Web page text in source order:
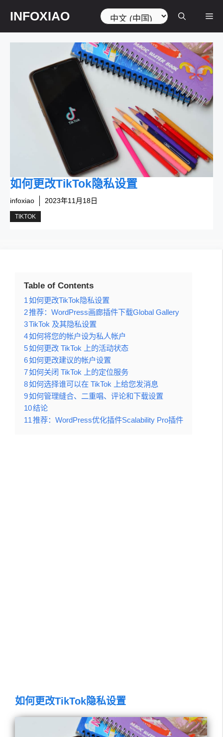
内
INFOXIAO 菜
单
选
择
语
言
如何更改TikTok隐私设置
infoxiao 2023年11月18日
TIKTOK
Table of Contents
1如何更改TikTok隐私设置
2推荐：WordPress画廊插件下载Global Gallery
3TikTok 及其隐私设置
4如何将您的帐户设为私人帐户
5如何更改 TikTok 上的活动状态
6如何更改建议的帐户设置
7如何关闭 TikTok 上的定位服务
8如何选择谁可以在 TikTok 上给您发消息
9如何管理缝合、二重唱、评论和下载设置
10结论
11推荐：WordPress优化插件Scalability Pro插件
如何更改TikTok隐私设置